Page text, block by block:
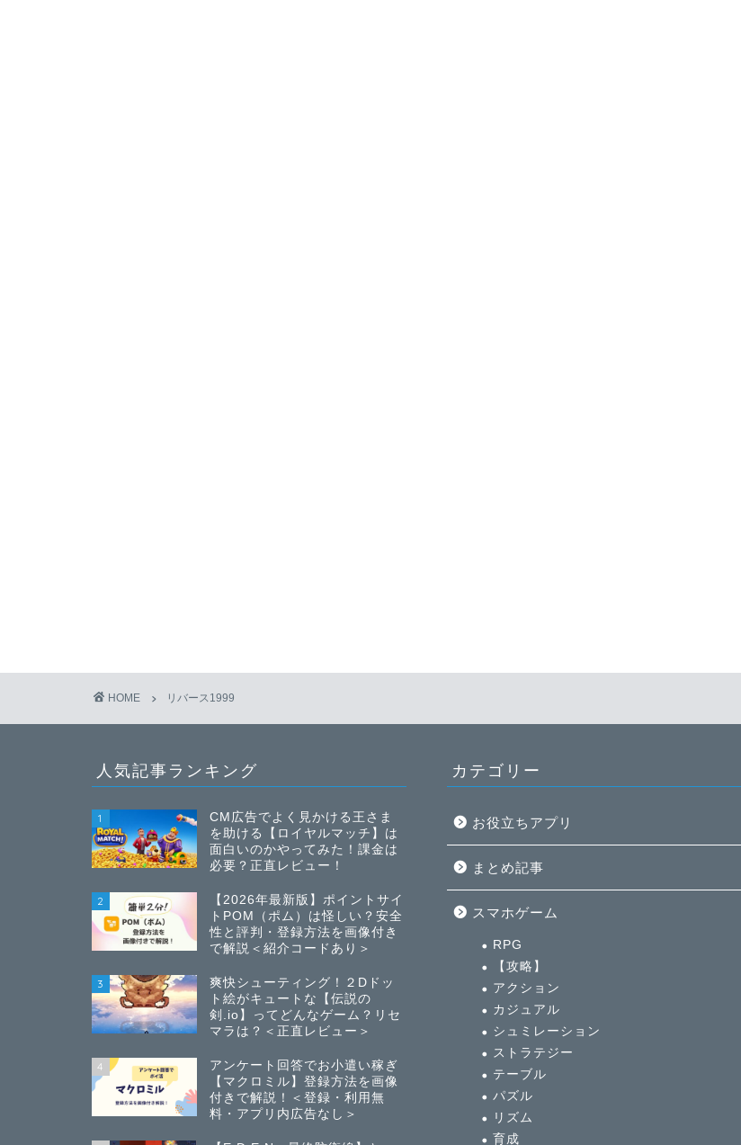
HOME リバース1999
人気記事ランキング
1
CM広告でよく見かける王さま
を助ける【ロイヤルマッチ】は
面白いのかやってみた！課金は
必要？正直レビュー！
2
【2026年最新版】ポイントサイ
トPOM（ポム）は怪しい？安全
性と評判・登録方法を画像付き
で解説＜紹介コードあり＞
3
爽快シューティング！２Dドッ
ト絵がキュートな【伝説の
剣.io】ってどんなゲーム？リセ
マラは？＜正直レビュー＞
4
アンケート回答でお小遣い稼ぎ
【マクロミル】登録方法を画像
付きで解説！＜登録・利用無
料・アプリ内広告なし＞
カテゴリー
お役立ちアプリ
まとめ記事
スマホゲーム
RPG
【攻略】
アクション
カジュアル
シュミレーション
ストラテジー
テーブル
パズル
リズム
育成